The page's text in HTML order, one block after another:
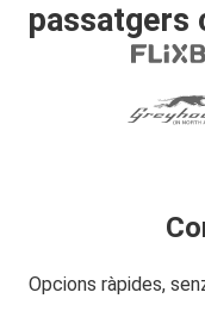
passatgers
Opcions ràpides,